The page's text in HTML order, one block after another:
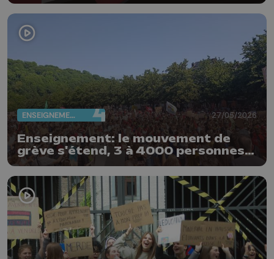
ENSEIGNEMENT 27/05/2026
Enseignement: le mouvement de
grève s'étend, 3 à 4000 personnes
rassemblées ce matin à Liège